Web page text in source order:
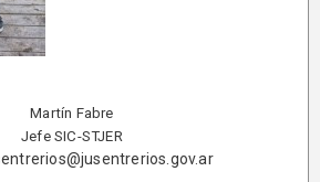
Martín Fabre
Jefe SIC-STJER